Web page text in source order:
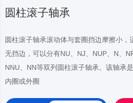
圆柱滚子轴承
圆柱滚子轴承滚动体与套圈挡边摩擦小
无挡边，可以分有NU、NJ、NUP、N、
NNU、NN等双列圆柱滚子轴承。该轴承
内圈或外圈